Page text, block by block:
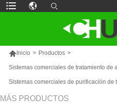
Inicio > Productos >
Sistemas comerciales de tratamiento de
Sistemas comerciales de purificación de
MÁS PRODUCTOS